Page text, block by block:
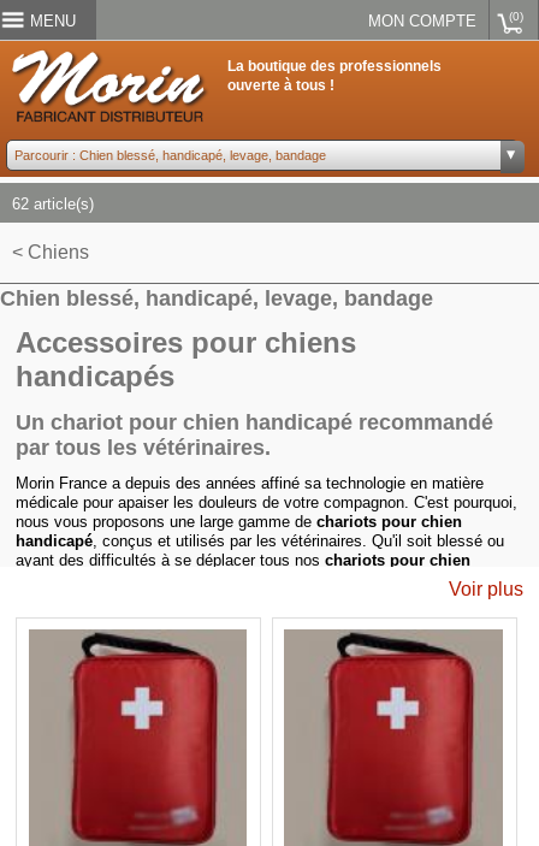
MENU (0)
MON COMPTE
La boutique des professionnels
ouverte à tous !
62 article(s)
< Chiens
Chien blessé, handicapé, levage, bandage
Accessoires pour chiens
handicapés
Un chariot pour chien handicapé recommandé
par tous les vétérinaires.
Morin France a depuis des années affiné sa technologie en matière
médicale pour apaiser les douleurs de votre compagnon. C'est pourquoi,
nous vous proposons une large gamme dechariots pour chien
handicapé, conçus et utilisés par les vétérinaires. Qu'il soit blessé ou
ayant des difficultés à se déplacer tous noschariots pour chien
sont adaptés à la morphologies à la taille au poids et sont
Un harnais pour chien handicapé : le secours en
toute sécurité
Depuis plusieurs années nous fabriquons à la demande des vétérinaires
harnais pour chien handicapé
. Les deux poignées en nylon sont
Vous trouverez dans ces rubriques, des colerette, carcan, bandage,
Nous vous proposons aussi des produits pour les
soins du corps
soins des pattes
Voir plus